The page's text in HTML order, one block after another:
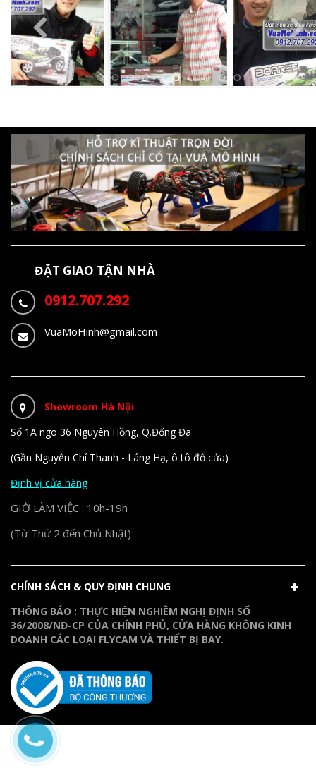
ĐẶT GIAO TẬN NHÀ
0912.707.292
VuaMoHinh@gmail.com
Showroom Hà Nội
Số 1A ngõ 36 Nguyên Hồng, Q.Đống Đa
(Gần Nguyễn Chí Thanh - Láng Hạ, ô tô đỗ cửa)
Định vị cửa hàng
GIỜ LÀM VIỆC : 10h-19h
(Từ Thứ 2 đến Chủ Nhật)
CHÍNH SÁCH & QUY ĐỊNH CHUNG
THÔNG BÁO : THỰC HIỆN NGHIÊM NGHỊ ĐỊNH SỐ
36/2008/NĐ-CP CỦA CHÍNH PHỦ, CỬA HÀNG KHÔNG KINH
DOANH CÁC LOẠI FLYCAM VÀ THIẾT BỊ BAY.